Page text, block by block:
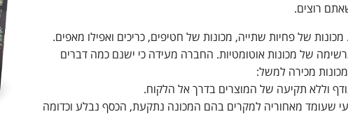
רוצים.
של פחיות שתייה, מכונות של חטיפים, כריכים ואפילו מאפים.
של מכונות אוטומטיות. החברה מעידה כי ישנם כמה דברים
מכירה למשל: